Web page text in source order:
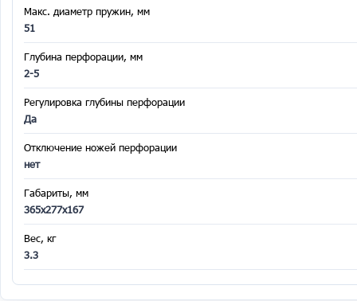
Макс. диаметр пружин, мм
51
Глубина перфорации, мм
2-5
Регулировка глубины перфорации
Да
Отключение ножей перфорации
нет
Габариты, мм
365x277x167
Вес, кг
3.3